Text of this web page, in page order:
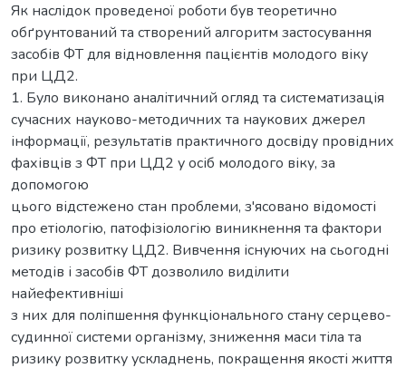
Як наслідок проведеної роботи був теоретично
обґрунтований та створений алгоритм застосування
засобів ФТ для відновлення пацієнтів молодого віку
при ЦД2.
1. Було виконано аналітичний огляд та систематизація
сучасних науково-методичних та наукових джерел
інформації, результатів практичного досвіду провідних
фахівців з ФТ при ЦД2 у осіб молодого віку, за
допомогою
цього відстежено стан проблеми, з'ясовано відомості
про етіологію, патофізіологію виникнення та фактори
ризику розвитку ЦД2. Вивчення існуючих на сьогодні
методів і засобів ФТ дозволило виділити
найефективніші
з них для поліпшення функціонального стану серцево-
судинної системи організму, зниження маси тіла та
ризику розвитку ускладнень, покращення якості життя